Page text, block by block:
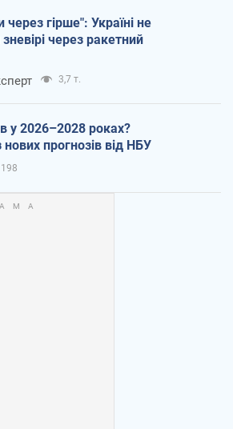
гірше": Україні не
через ракетний
3,7 т.
у 2026–2028 роках?
нових прогнозів від НБУ
198